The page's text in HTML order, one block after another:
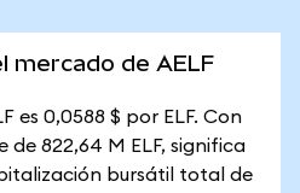
mercado de AELF
es 0,0588 $ por ELF. Con
de 822,64 M ELF, significa
bursátil total de